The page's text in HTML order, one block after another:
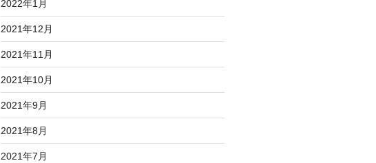
2022年1月
2021年12月
2021年11月
2021年10月
2021年9月
2021年8月
2021年7月